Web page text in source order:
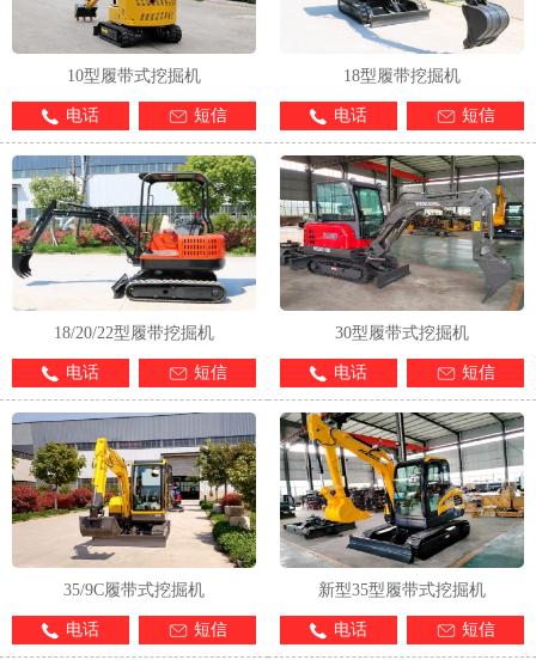
10型履带式挖掘机
电话 短信
18型履带挖掘机
电话 短信
18/20/22型履带挖掘机
电话 短信
30型履带式挖掘机
电话 短信
35/9C履带式挖掘机
电话 短信
新型35型履带式挖掘机
电话 短信